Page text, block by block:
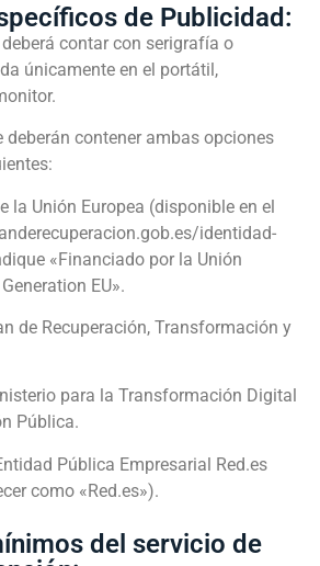
de Publicidad:
contar con serigrafía o
únicamente en el portátil,
deberán contener ambas opciones
la Unión Europea (disponible en el
identidad-
«Financiado por la Unión
EU».
de Recuperación, Transformación y
para la Transformación Digital
Pública.
Pública Empresarial Red.es
como «Red.es»).
del servicio de